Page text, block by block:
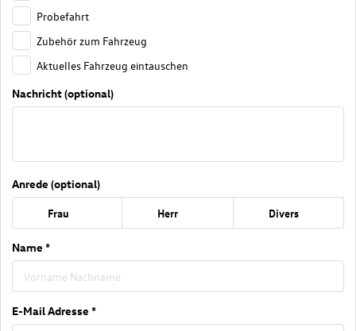
Probefahrt
Zubehör zum Fahrzeug
Aktuelles Fahrzeug eintauschen
Nachricht (optional)
Anrede (optional)
Frau Herr Divers
Name *
E-Mail Adresse *